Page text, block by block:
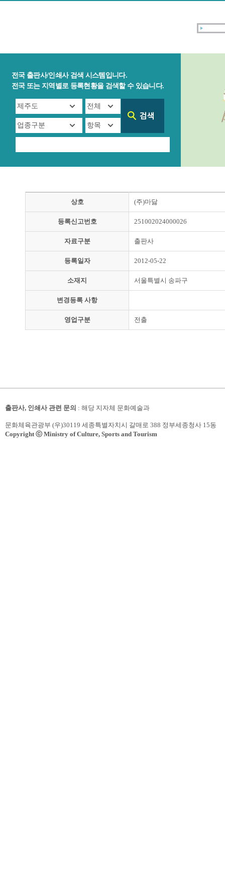
전국 출판사/인쇄사 검색 시스템입니다.
전국 또는 지역별로 등록현황을 검색할 수 있습니다.
상호 (주)마닳
등록신고번호 251002024000026
자료구분 출판사
등록일자 2012-05-22
소재지 서울특별시 송파구
변경등록 사항
영업구분 전출
출판사, 인쇄사 관련 문의 : 해당 지자체 문화예술과
문화체육관광부 (우)30119 세종특별자치시 갈매로 388 정부세종청사 15동
Copyright ⓒ Ministry of Culture, Sports and Tourism